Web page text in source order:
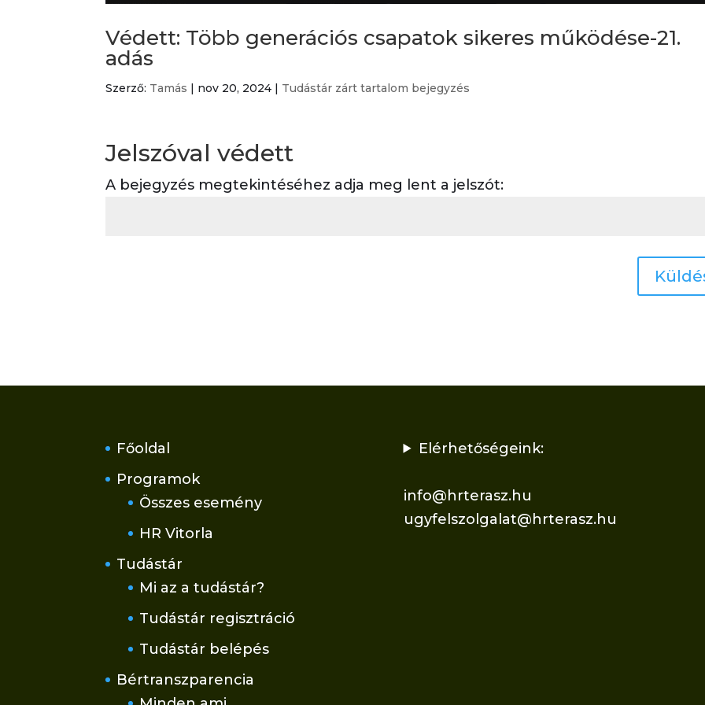
Védett: Több generációs csapatok sikeres működése-21.
adás
Szerző: Tamás | nov 20, 2024 | Tudástár zárt tartalom bejegyzés
Jelszóval védett
A bejegyzés megtekintéséhez adja meg lent a jelszót:
Főoldal
Programok
Összes esemény
HR Vitorla
Tudástár
Mi az a tudástár?
Tudástár regisztráció
Tudástár belépés
Bértranszparencia
Elérhetőségeink:
info@hrterasz.hu
ugyfelszolgalat@hrterasz.hu